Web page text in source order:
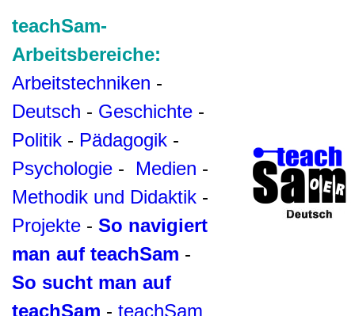
teachSam-
Arbeitsbereiche:
Arbeitstechniken -
Deutsch - Geschichte -
Politik - Pädagogik -
Psychologie - Medien -
Methodik und Didaktik -
Projekte - So navigiert
man auf teachSam -
So sucht man auf
teachSam - teachSam